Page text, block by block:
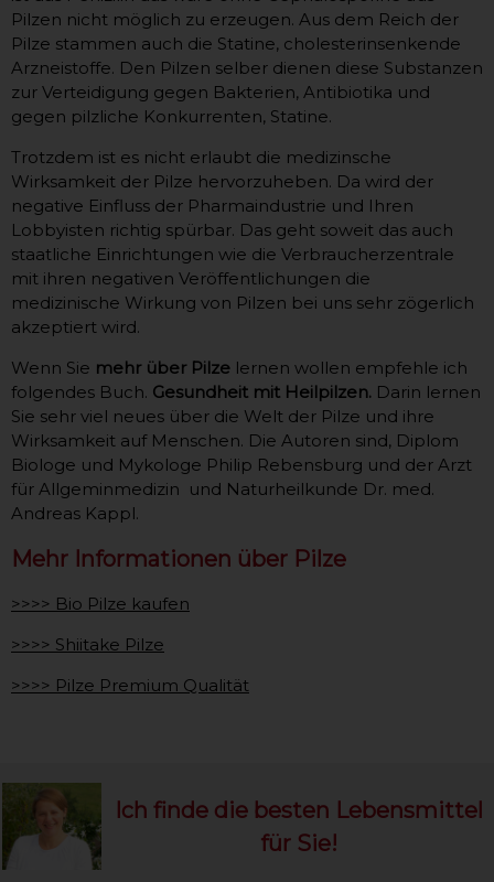
Pilzen nicht möglich zu erzeugen. Aus dem Reich der
Pilze stammen auch die Statine, cholesterinsenkende
Arzneistoffe. Den Pilzen selber dienen diese Substanzen
zur Verteidigung gegen Bakterien, Antibiotika und
gegen pilzliche Konkurrenten, Statine.
Trotzdem ist es nicht erlaubt die medizinsche
Wirksamkeit der Pilze hervorzuheben. Da wird der
negative Einfluss der Pharmaindustrie und Ihren
Lobbyisten richtig spürbar. Das geht soweit das auch
staatliche Einrichtungen wie die Verbraucherzentrale
mit ihren negativen Veröffentlichungen die
medizinische Wirkung von Pilzen bei uns sehr zögerlich
akzeptiert wird.
Wenn Sie mehr über Pilze lernen wollen empfehle ich
folgendes Buch. Gesundheit mit Heilpilzen. Darin lernen
Sie sehr viel neues über die Welt der Pilze und ihre
Wirksamkeit auf Menschen. Die Autoren sind, Diplom
Biologe und Mykologe Philip Rebensburg und der Arzt
für Allgeminmedizin und Naturheilkunde Dr. med.
Andreas Kappl.
Mehr Informationen über Pilze
>>>> Bio Pilze kaufen
>>>> Shiitake Pilze
>>>> Pilze Premium Qualität
Ich finde die besten Lebensmittel
für Sie!